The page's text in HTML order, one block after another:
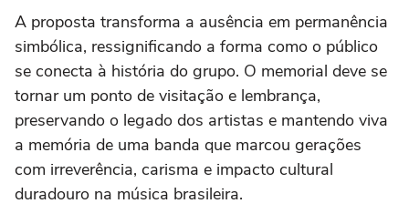
A proposta transforma a ausência em permanência
simbólica, ressignificando a forma como o público
se conecta à história do grupo. O memorial deve se
tornar um ponto de visitação e lembrança,
preservando o legado dos artistas e mantendo viva
a memória de uma banda que marcou gerações
com irreverência, carisma e impacto cultural
duradouro na música brasileira.